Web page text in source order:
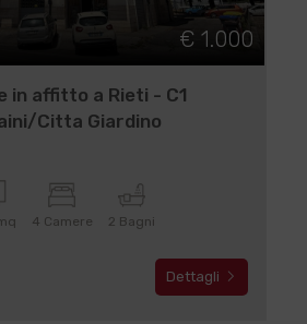
€ 1.000
in affitto a Rieti - C1
Citta Giardino
4 Camere 2 Bagni
Dettagli